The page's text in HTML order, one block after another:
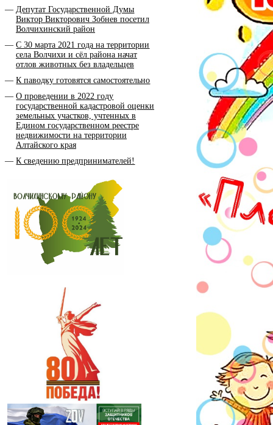
Депутат Государственной Думы
Виктор Викторович Зобнев посетил
Волчихинский район
С 30 марта 2021 года на территории
села Волчихи и сёл района начат
отлов животных без владельцев
К паводку готовятся самостоятельно
О проведении в 2022 году
государственной кадастровой оценки
земельных участков, учтенных в
Едином государственном реестре
недвижимости на территории
Алтайского края
К сведению предпринимателей!